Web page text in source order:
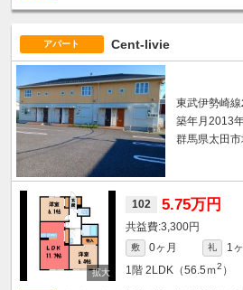
アパート Cent-livie
東武伊勢崎線
築年月2013
群馬県太田
102 5.75万円
3,300円
敷 0ヶ月 礼
1
1階 2LDK（56.5ｍ2 ）